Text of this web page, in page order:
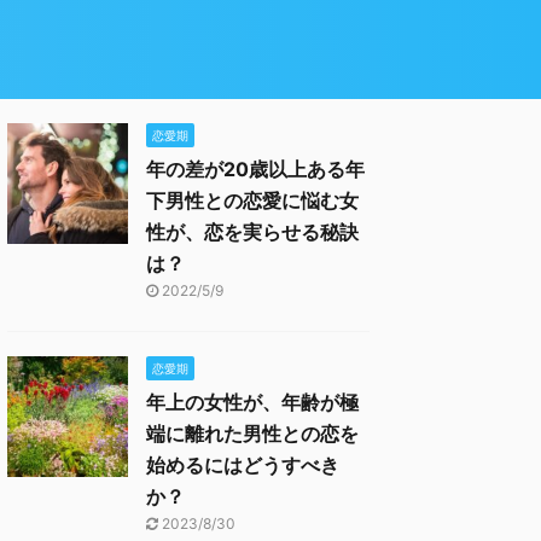
恋愛期
年の差が20歳以上ある年
下男性との恋愛に悩む女
性が、恋を実らせる秘訣
は？
2022/5/9
恋愛期
年上の女性が、年齢が極
端に離れた男性との恋を
始めるにはどうすべき
か？
2023/8/30